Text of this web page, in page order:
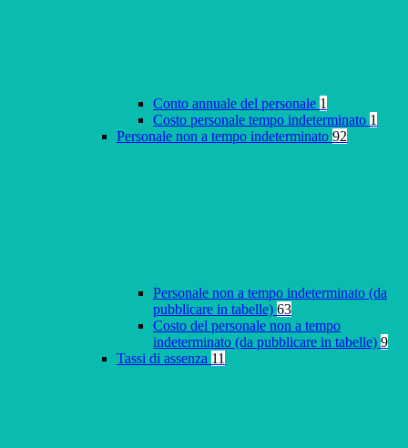
Conto annuale del personale 1
Costo personale tempo indeterminato 1
Personale non a tempo indeterminato 92
Personale non a tempo indeterminato (da
pubblicare in tabelle) 63
Costo del personale non a tempo
indeterminato (da pubblicare in tabelle) 9
Tassi di assenza 11